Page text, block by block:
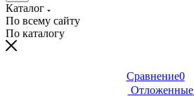
Каталог
По всему сайту
По каталогу
Сравнение0
Отложенные